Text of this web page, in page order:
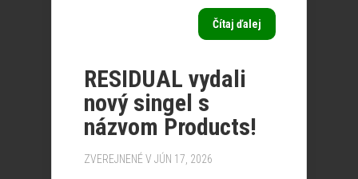
Čítaj ďalej
RESIDUAL vydali
nový singel s
názvom Products!
ZVEREJNENÉ V JÚN 17, 2026